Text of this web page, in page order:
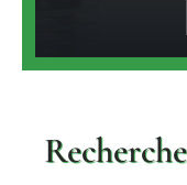
Recherche